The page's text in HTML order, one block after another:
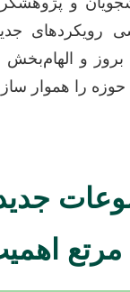
بروز و
حوزه را هموار